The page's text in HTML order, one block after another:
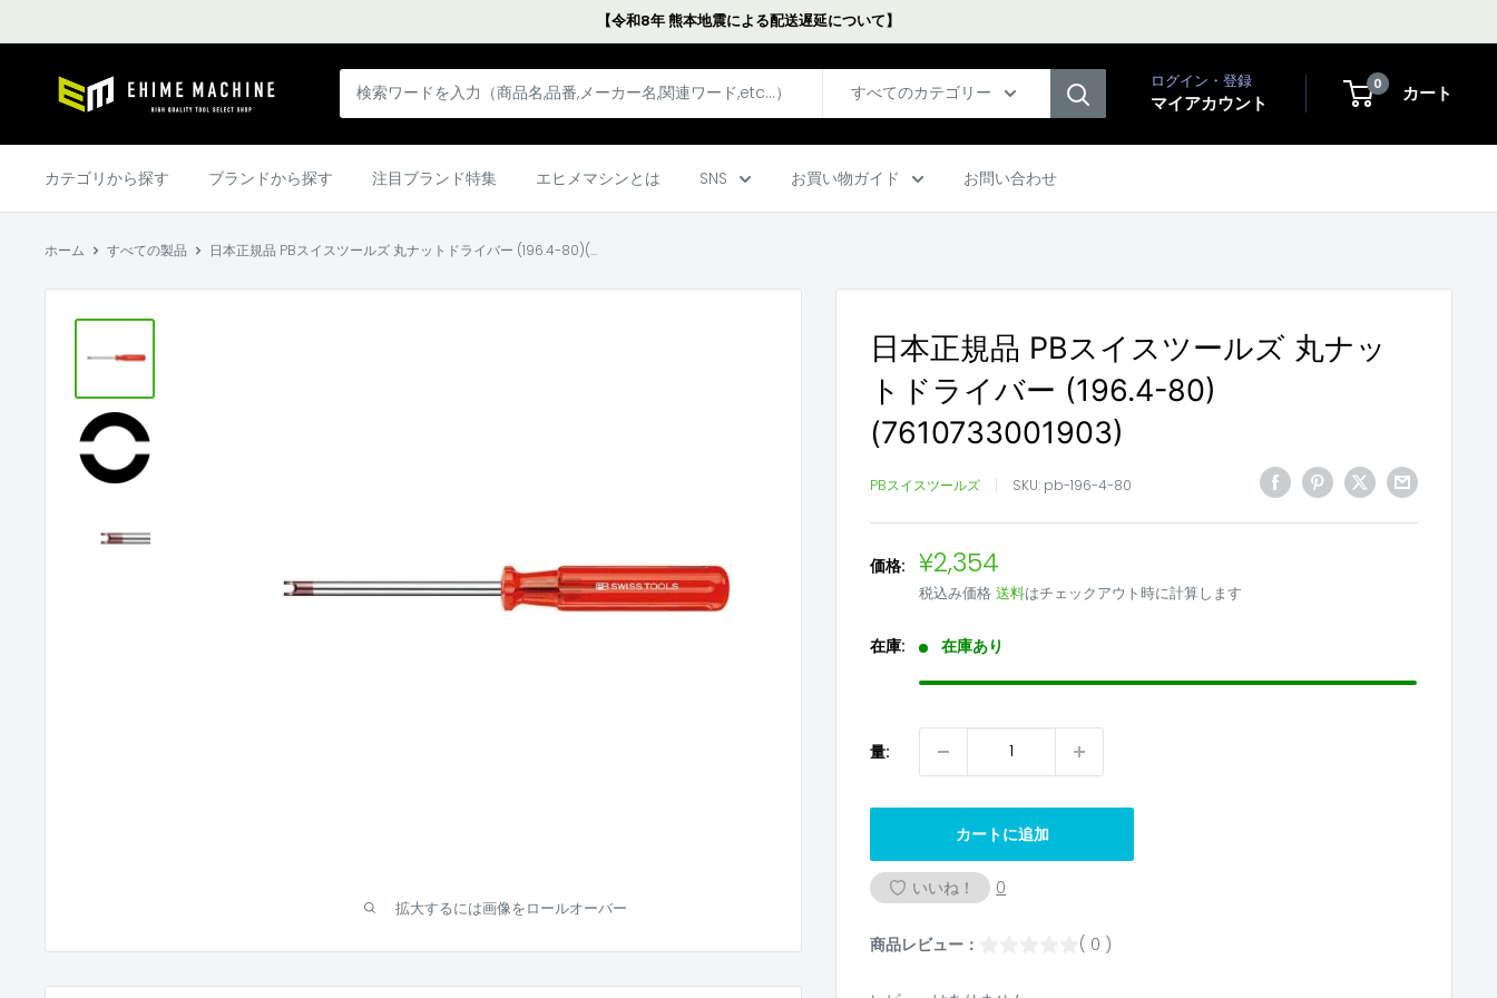
ン
キ
【令和8年 熊本地震による配送遅延について】
エ
ヒ
本
すべてのカテゴリー
ログイン・登録
マイアカウント
0 カート
カテゴリから探す ブランドから探す 注目ブランド特集 エヒメマシンとは SNS お買い物ガイド お問い合わせ
ホーム すべての製品 日本正規品 PBスイスツールズ 丸ナットドライバー (196.4-80)(...
拡大するには画像をロールオーバー
日本正規品 PBスイスツールズ 丸ナッ
トドライバー (196.4-80)
(7610733001903)
PBスイスツールズ SKU: pb-196-4-80
価格: 販
売
価
格
¥2,354
税込み価格送料はチェックアウト時に計算します
在庫: 在庫あり
量:
カートに追加
いいね！ 0
商品レビュー： ( 0 )